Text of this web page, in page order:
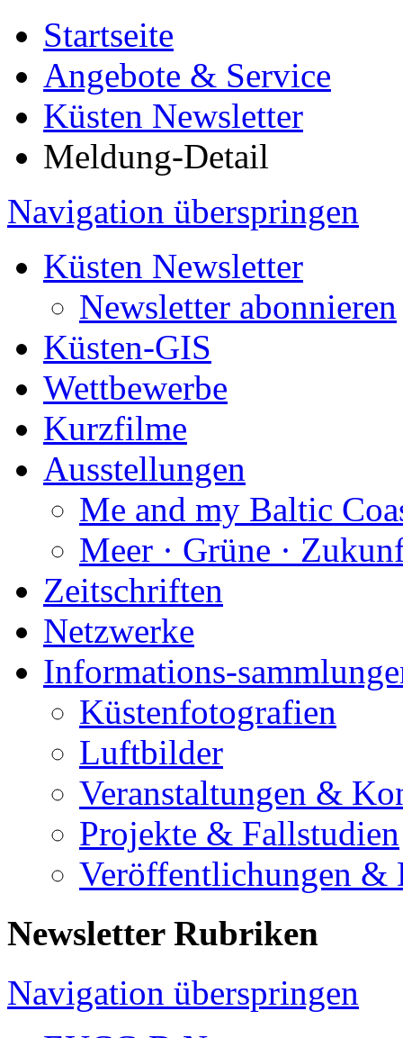
Startseite
Angebote & Service
Küsten Newsletter
Meldung-Detail
Navigation überspringen
Küsten Newsletter
Newsletter abonnieren
Küsten-GIS
Wettbewerbe
Kurzfilme
Ausstellungen
Me and my Baltic
Meer · Grüne ·
Zeitschriften
Netzwerke
Informations-
Küstenfotografien
Luftbilder
Veranstaltungen &
Projekte & Fallstudien
Veröffentlichungen &
Newsletter Rubriken
Navigation überspringen